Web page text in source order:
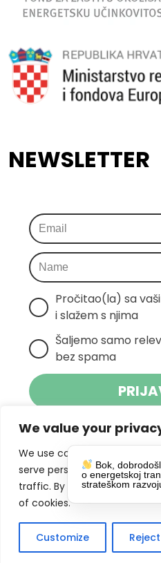
We value your
We use cookies to enhance
serve personalized ads or
traffic. By clicking "Accept
of cookies.
Customize
NEWSLETTER
Pročitao(la) sa
i slažem s njima
Šaljemo samo
bez spama
Klikom na gumb
primanje novosti
slažete spolitikom
DRUŠTVENE
Bok,
o energetskoj
strateškom